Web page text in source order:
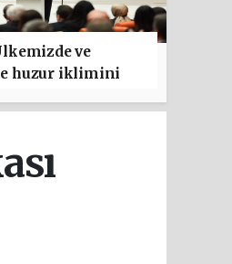
ve
huzur iklimini
vesile